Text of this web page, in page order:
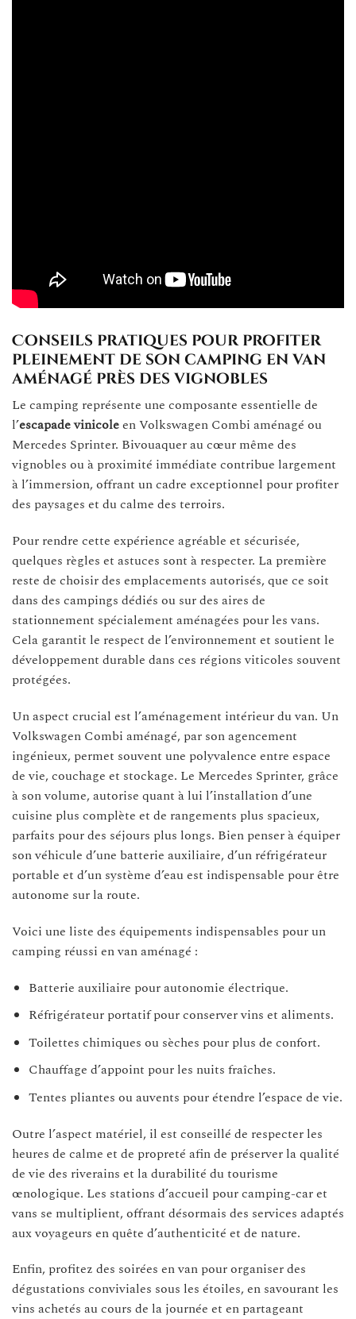
Conseils pratiques pour profiter
pleinement de son camping en van
aménagé près des vignobles
Le camping représente une composante essentielle de
l’escapade vinicoleen Volkswagen Combi aménagé ou
Mercedes Sprinter. Bivouaquer au cœur même des
vignobles ou à proximité immédiate contribue largement
à l’immersion, offrant un cadre exceptionnel pour profiter
des paysages et du calme des terroirs.
Pour rendre cette expérience agréable et sécurisée,
quelques règles et astuces sont à respecter. La première
reste de choisir des emplacements autorisés, que ce soit
dans des campings dédiés ou sur des aires de
stationnement spécialement aménagées pour les vans.
Cela garantit le respect de l’environnement et soutient le
développement durable dans ces régions viticoles souvent
protégées.
Un aspect crucial est l’aménagement intérieur du van. Un
Volkswagen Combi aménagé, par son agencement
ingénieux, permet souvent une polyvalence entre espace
de vie, couchage et stockage. Le Mercedes Sprinter, grâce
à son volume, autorise quant à lui l’installation d’une
cuisine plus complète et de rangements plus spacieux,
parfaits pour des séjours plus longs. Bien penser à équiper
son véhicule d’une batterie auxiliaire, d’un réfrigérateur
portable et d’un système d’eau est indispensable pour être
autonome sur la route.
Voici une liste des équipements indispensables pour un
camping réussi en van aménagé :
Batterie auxiliaire pour autonomie électrique.
Réfrigérateur portatif pour conserver vins et aliments.
Toilettes chimiques ou sèches pour plus de confort.
Chauffage d’appoint pour les nuits fraîches.
Tentes pliantes ou auvents pour étendre l’espace de vie.
Outre l’aspect matériel, il est conseillé de respecter les
heures de calme et de propreté afin de préserver la qualité
de vie des riverains et la durabilité du tourisme
œnologique. Les stations d’accueil pour camping-car et
vans se multiplient, offrant désormais des services adaptés
aux voyageurs en quête d’authenticité et de nature.
Enfin, profitez des soirées en van pour organiser des
dégustations conviviales sous les étoiles, en savourant les
vins achetés au cours de la journée et en partageant